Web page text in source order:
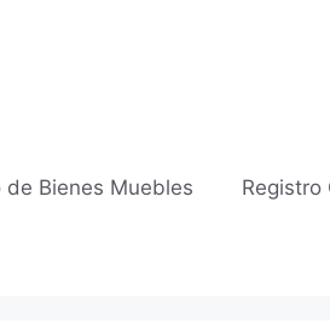
de Bienes Muebles Registro